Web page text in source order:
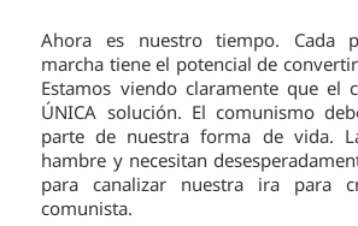
Ahora es nuestro tiempo. Cada
marcha tiene el potencial de
Estamos viendo claramente que el
ÚNICA solución. El comunismo
parte de nuestra forma de vida.
hambre y necesitan
para canalizar nuestra ira para
comunista.